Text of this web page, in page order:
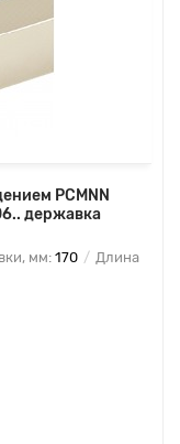
PCMNN
державка
мм:170
Длина